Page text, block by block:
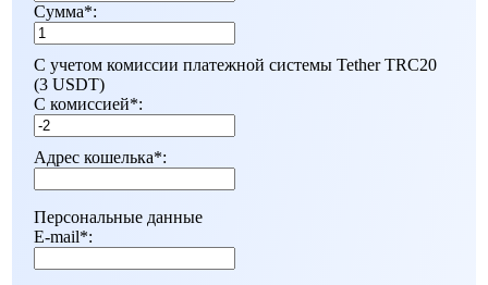
Сумма*:
С учетом комиссии платежной системы Tether TRC20
(3 USDT)
С комиссией*:
Адрес кошелька*:
Персональные данные
E-mail*: